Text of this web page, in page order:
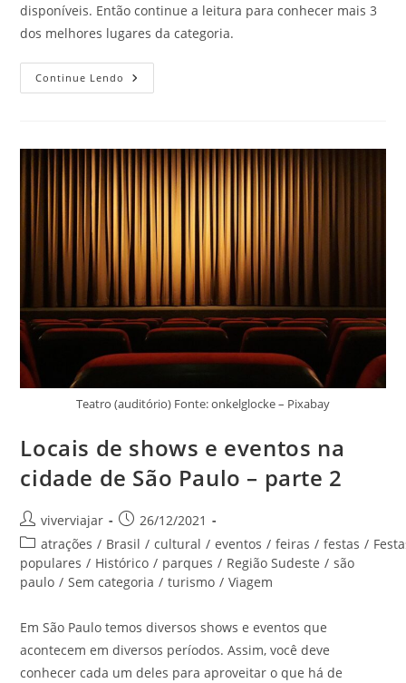
disponíveis. Então continue a leitura para conhecer mais 3
dos melhores lugares da categoria.
Continue Lendo Locais
De
Cidade
De
São
Paulo
–
Parte
4
Teatro (auditório) Fonte: onkelglocke – Pixabay
Locais de shows e eventos na
cidade de São Paulo – parte 2
Autor
do
post:
viverviajar
Post
publicado:
26/12/2021
Categoria
do
post:
atrações / Brasil / cultural / eventos / feiras / festas /
populares / Histórico / parques / Região Sudeste / são
paulo / Sem categoria / turismo / Viagem
Em São Paulo temos diversos shows e eventos que
acontecem em diversos períodos. Assim, você deve
conhecer cada um deles para aproveitar o que há de